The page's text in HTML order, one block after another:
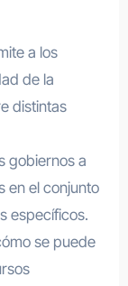
a los
de la
distintas
gobiernos a
en el conjunto
específicos.
se puede